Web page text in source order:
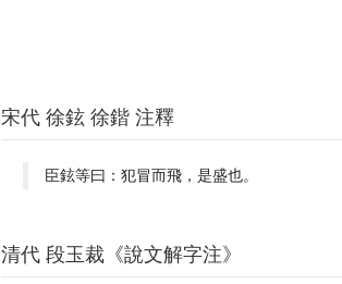
宋代 徐鉉 徐鍇 注釋
臣鉉等曰：犯冒而飛，是盛也。
清代 段玉裁《說文解字注》